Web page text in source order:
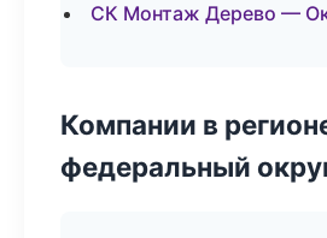
СК Монтаж Дерево —
Компании в
федеральный